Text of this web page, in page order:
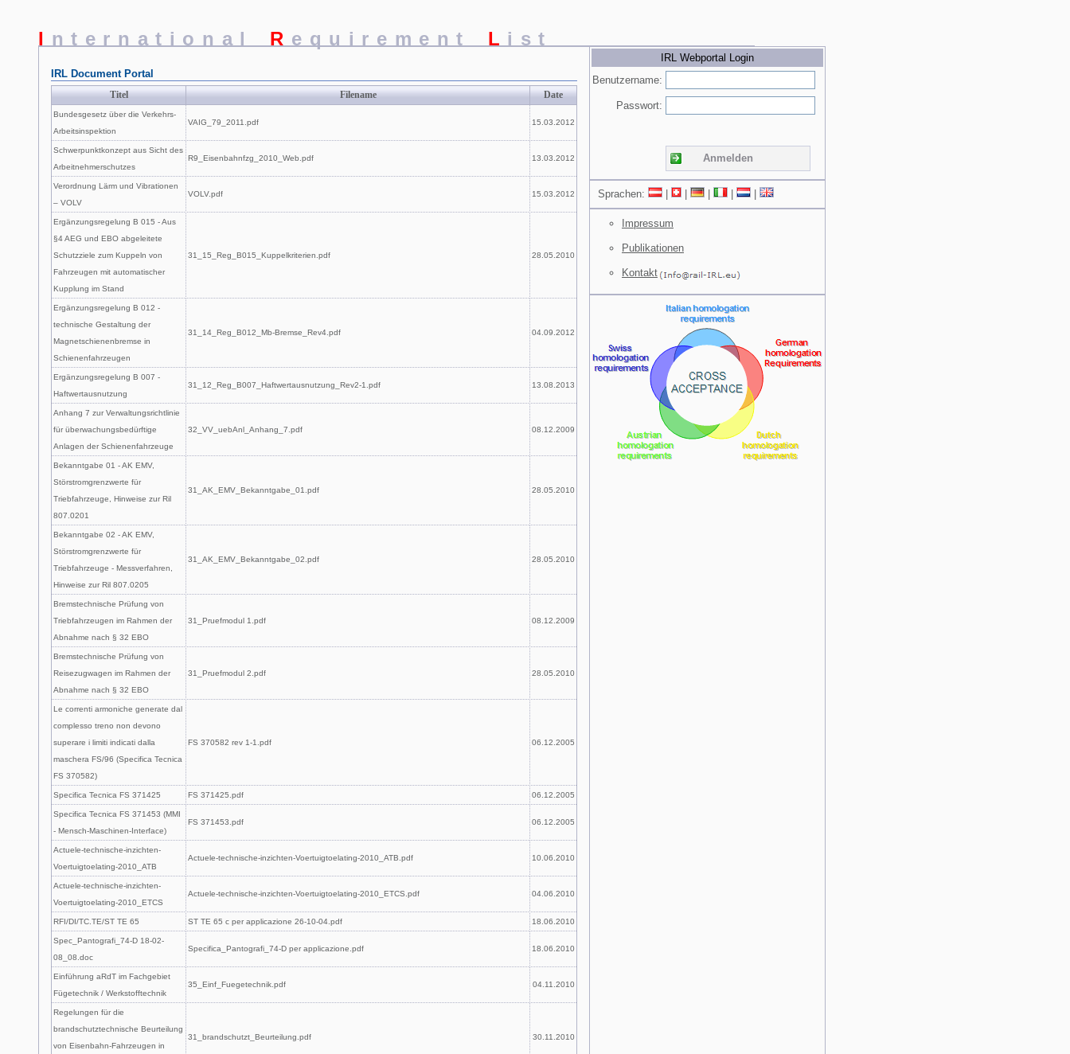
I nternational R equirement L ist
IRL Document Portal
Titel Filename Date
Bundesgesetz über die Verkehrs-
Arbeitsinspektion
VAIG_79_2011.pdf 15.03.2012
Schwerpunktkonzept aus Sicht des
Arbeitnehmerschutzes
R9_Eisenbahnfzg_2010_Web.pdf 13.03.2012
Verordnung Lärm und Vibrationen
– VOLV
VOLV.pdf 15.03.2012
Ergänzungsregelung B 015 - Aus
§4 AEG und EBO abgeleitete
Schutzziele zum Kuppeln von
Fahrzeugen mit automatischer
Kupplung im Stand
31_15_Reg_B015_Kuppelkriterien.pdf 28.05.2010
Ergänzungsregelung B 012 -
technische Gestaltung der
Magnetschienenbremse in
Schienenfahrzeugen
31_14_Reg_B012_Mb-Bremse_Rev4.pdf 04.09.2012
Ergänzungsregelung B 007 -
Haftwertausnutzung
31_12_Reg_B007_Haftwertausnutzung_Rev2-1.pdf 13.08.2013
Anhang 7 zur Verwaltungsrichtlinie
für überwachungsbedürftige
Anlagen der Schienenfahrzeuge
32_VV_uebAnl_Anhang_7.pdf 08.12.2009
Bekanntgabe 01 - AK EMV,
Störstromgrenzwerte für
Triebfahrzeuge, Hinweise zur Ril
807.0201
31_AK_EMV_Bekanntgabe_01.pdf 28.05.2010
Bekanntgabe 02 - AK EMV,
Störstromgrenzwerte für
Triebfahrzeuge - Messverfahren,
Hinweise zur Ril 807.0205
31_AK_EMV_Bekanntgabe_02.pdf 28.05.2010
Bremstechnische Prüfung von
Triebfahrzeugen im Rahmen der
Abnahme nach § 32 EBO
31_Pruefmodul 1.pdf 08.12.2009
Bremstechnische Prüfung von
Reisezugwagen im Rahmen der
Abnahme nach § 32 EBO
31_Pruefmodul 2.pdf 28.05.2010
Le correnti armoniche generate dal
complesso treno non devono
superare i limiti indicati dalla
maschera FS/96 (Specifica Tecnica
FS 370582)
FS 370582 rev 1-1.pdf 06.12.2005
Specifica Tecnica FS 371425 FS 371425.pdf 06.12.2005
Specifica Tecnica FS 371453 (MMI
- Mensch-Maschinen-Interface)
FS 371453.pdf 06.12.2005
Actuele-technische-inzichten-
Voertuigtoelating-2010_ATB
Actuele-technische-inzichten-Voertuigtoelating-2010_ATB.pdf 10.06.2010
Actuele-technische-inzichten-
Voertuigtoelating-2010_ETCS
Actuele-technische-inzichten-Voertuigtoelating-2010_ETCS.pdf 04.06.2010
RFI/DI/TC.TE/ST TE 65 ST TE 65 c per applicazione 26-10-04.pdf 18.06.2010
Spec_Pantografi_74-D 18-02-
08_08.doc
Specifica_Pantografi_74-D per applicazione.pdf 18.06.2010
Einführung aRdT im Fachgebiet
Fügetechnik / Werkstofftechnik
35_Einf_Fuegetechnik.pdf 04.11.2010
Regelungen für die
brandschutztechnische Beurteilung
von Eisenbahn-Fahrzeugen in
31_brandschutzt_Beurteilung.pdf 30.11.2010
IRL Webportal Login
Benutzername:
Passwort:
Anmelden
Sprachen:
Impressum
Publikationen
Kontakt